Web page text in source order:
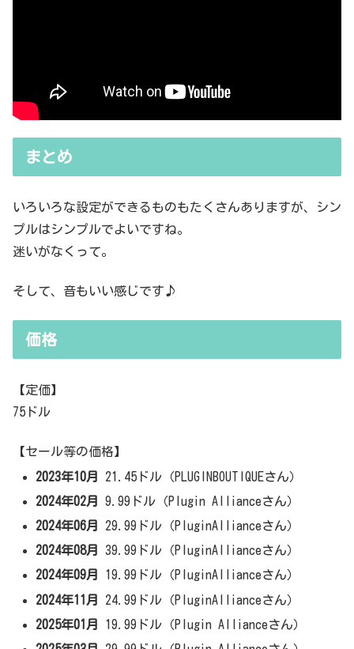
まとめ
いろいろな設定ができるものもたくさんありますが、シン
プルはシンプルでよいですね。
迷いがなくって。
そして、音もいい感じです♪
価格
【定価】
75ドル
【セール等の価格】
2023年10月
21.45ドル（PLUGINBOUTIQUEさん）
2024年02月
9.99ドル（Plugin Allianceさん）
2024年06月
29.99ドル（PluginAllianceさん）
2024年08月
39.99ドル（PluginAllianceさん）
2024年09月
19.99ドル（PluginAllianceさん）
2024年11月
24.99ドル（PluginAllianceさん）
2025年01月
19.99ドル（Plugin Allianceさん）